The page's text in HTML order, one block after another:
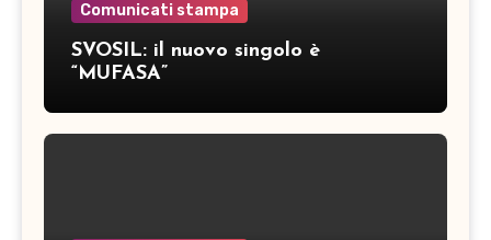
Comunicati stampa
SVOSIL: il nuovo singolo è
“MUFASA”